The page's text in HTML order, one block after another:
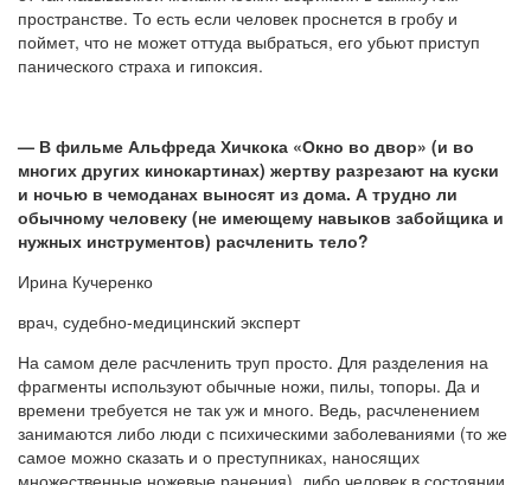
пространстве. То есть если человек проснется в гробу и
поймет, что не может оттуда выбраться, его убьют приступ
панического страха и гипоксия.
— В фильме Альфреда Хичкока «Окно во двор» (и во
многих других кинокартинах) жертву разрезают на куски
и ночью в чемоданах выносят из дома. А трудно ли
обычному человеку (не имеющему навыков забойщика и
нужных инструментов) расчленить тело?
Ирина Кучеренко
врач, судебно-медицинский эксперт
На самом деле расчленить труп просто. Для разделения на
фрагменты используют обычные ножи, пилы, топоры. Да и
времени требуется не так уж и много. Ведь, расчленением
занимаются либо люди с психическими заболеваниями (то же
самое можно сказать и о преступниках, наносящих
множественные ножевые ранения), либо человек в состоянии